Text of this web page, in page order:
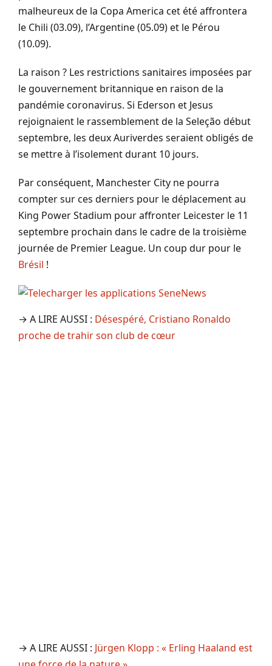
malheureux de la Copa America cet été affrontera
le Chili (03.09), l’Argentine (05.09) et le Pérou
(10.09).
La raison ? Les restrictions sanitaires imposées par
le gouvernement britannique en raison de la
pandémie coronavirus. Si Ederson et Jesus
rejoignaient le rassemblement de la Seleção début
septembre, les deux Auriverdes seraient obligés de
se mettre à l’isolement durant 10 jours.
Par conséquent, Manchester City ne pourra
compter sur ces derniers pour le déplacement au
King Power Stadium pour affronter Leicester le 11
septembre prochain dans le cadre de la troisième
journée de Premier League. Un coup dur pour le
Brésil !
→ A LIRE AUSSI : Désespéré, Cristiano Ronaldo
proche de trahir son club de cœur
→ A LIRE AUSSI : Jürgen Klopp : « Erling Haaland est